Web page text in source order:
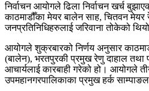
निर्वाचन आयोगले ढिला निर्वाचन खर्च
काठमाडौँका मेयर बालेन साह, चितवन मेयर
जनप्रतिनिधिहरुलाई जरिवाना तोकेको
आयोगले शुक्रबारको निर्णय अनुसार
(बालेन), भरतपुरकी प्रमुख रेणु दाहाल तथा
आचार्यलाई कारबाही गरेको हो। आयोगले
उपमहानगरपालिकाका प्रमुख हर्क